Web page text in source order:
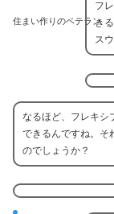
住まい作りのベテラン
フ
き
ス
なるほど、フレキシ
できるんですね。そ
のでしょうか？